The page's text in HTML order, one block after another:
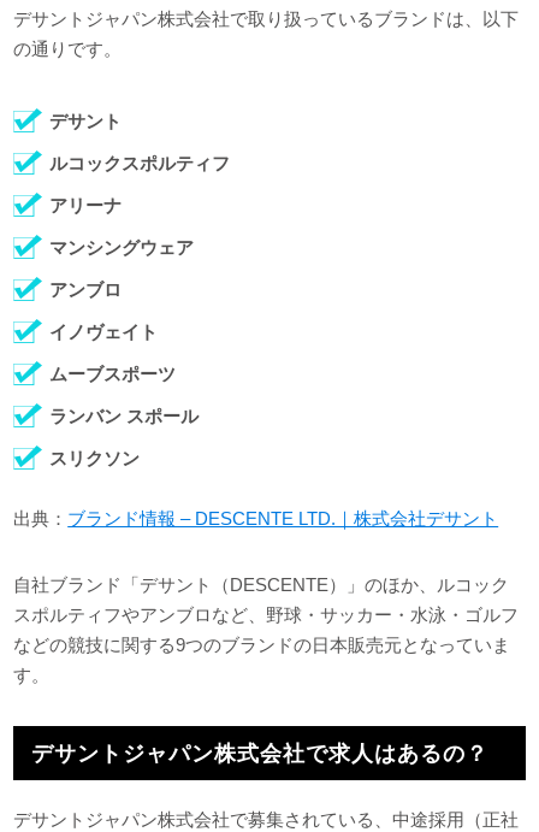
デサントジャパン株式会社で取り扱っているブランドは、以下
の通りです。
デサント
ルコックスポルティフ
アリーナ
マンシングウェア
アンブロ
イノヴェイト
ムーブスポーツ
ランバン スポール
スリクソン
出典： ブランド情報 – DESCENTE LTD.｜株式会社デサント
自社ブランド「デサント（DESCENTE）」のほか、ルコック
スポルティフやアンブロなど、野球・サッカー・水泳・ゴルフ
などの競技に関する9つのブランドの日本販売元となっていま
す。
デサントジャパン株式会社で求人はあるの？
デサントジャパン株式会社で募集されている、中途採用（正社